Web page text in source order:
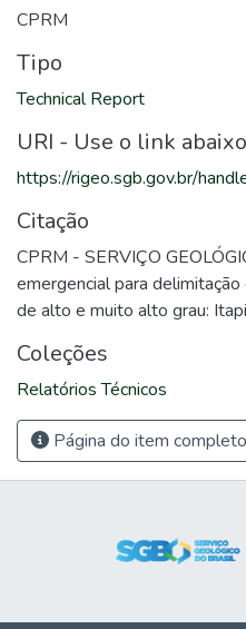
CPRM
Tipo
Technical Report
URI - Use o link
https://rigeo.sgb.gov.br/
Citação
CPRM - SERVIÇO
emergencial para
de alto e muito alto grau:
Coleções
Relatórios Técnicos
Página do item completo